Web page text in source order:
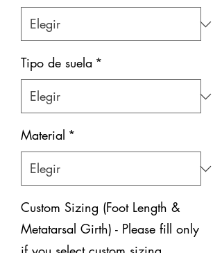
Tipo de suela *
Material *
Custom Sizing (Foot Length &
Metatarsal Girth) - Please fill only